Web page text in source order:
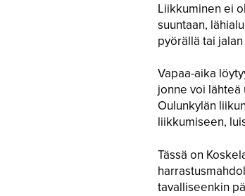
Liikkuminen ei
suuntaan,
pyörällä tai
Vapaa-aika
jonne voi lähteä
Oulunkylän
liikkumiseen,
Tässä on
tavalliseenkin